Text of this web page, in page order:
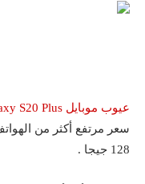
عيوب موبايل Samsung Galaxy S20 Plus :-
سعر مرتفع أكثر من
128 جيجا .